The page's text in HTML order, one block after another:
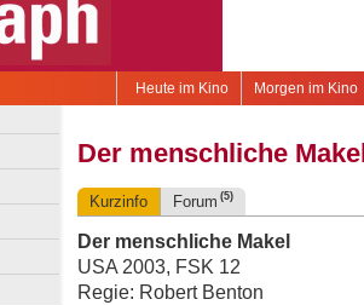
Morgen im Kino
Heute im Kino
Der menschliche
Kurzinfo Forum (5)
Der menschliche Makel
USA 2003, FSK 12
Regie: Robert Benton